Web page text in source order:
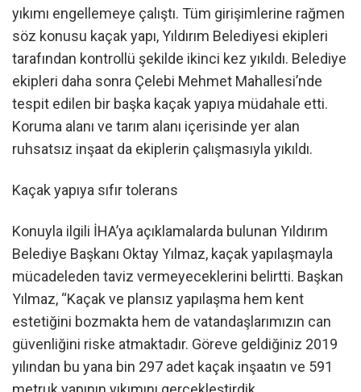
yıkımı engellemeye çalıştı. Tüm girişimlerine rağmen
söz konusu kaçak yapı, Yıldırım Belediyesi ekipleri
tarafından kontrollü şekilde ikinci kez yıkıldı. Belediye
ekipleri daha sonra Çelebi Mehmet Mahallesi’nde
tespit edilen bir başka kaçak yapıya müdahale etti.
Koruma alanı ve tarım alanı içerisinde yer alan
ruhsatsız inşaat da ekiplerin çalışmasıyla yıkıldı.
Kaçak yapıya sıfır tolerans
Konuyla ilgili İHA’ya açıklamalarda bulunan Yıldırım
Belediye Başkanı Oktay Yılmaz, kaçak yapılaşmayla
mücadeleden taviz vermeyeceklerini belirtti. Başkan
Yılmaz, “Kaçak ve plansız yapılaşma hem kent
estetiğini bozmakta hem de vatandaşlarımızın can
güvenliğini riske atmaktadır. Göreve geldiğiniz 2019
yılından bu yana bin 297 adet kaçak inşaatın ve 591